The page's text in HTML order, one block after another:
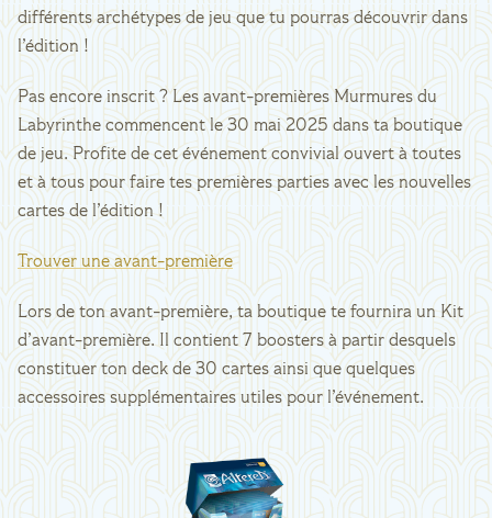
différents archétypes de jeu que tu pourras découvrir dans
l’édition !
Pas encore inscrit ? Les avant-premières Murmures du
Labyrinthe commencent le 30 mai 2025 dans ta boutique
de jeu. Profite de cet événement convivial ouvert à toutes
et à tous pour faire tes premières parties avec les nouvelles
cartes de l’édition !
Trouver une avant-première
Lors de ton avant-première, ta boutique te fournira un Kit
d’avant-première. Il contient 7 boosters à partir desquels
constituer ton deck de 30 cartes ainsi que quelques
accessoires supplémentaires utiles pour l’événement.